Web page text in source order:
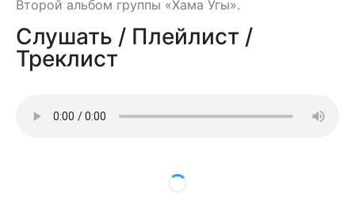
Второй альбом группы «Хама Угы».
Слушать / Плейлист /
Треклист